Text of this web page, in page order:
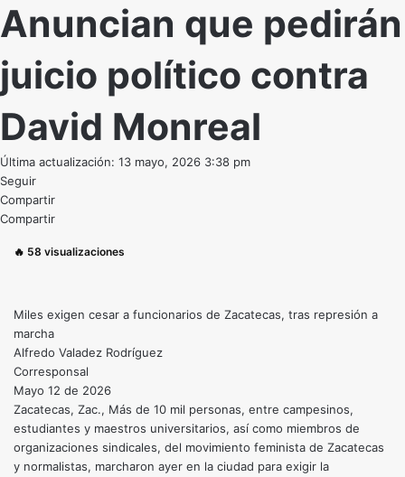
Anuncian que pedirán
juicio político contra
David Monreal
Última actualización: 13 mayo, 2026 3:38 pm
Seguir
Compartir
Compartir
🔥 58 visualizaciones
Miles exigen cesar a funcionarios de Zacatecas, tras represión a
marcha
Alfredo Valadez Rodríguez
Corresponsal
Mayo 12 de 2026
Zacatecas, Zac., Más de 10 mil personas, entre campesinos,
estudiantes y maestros universitarios, así como miembros de
organizaciones sindicales, del movimiento feminista de Zacatecas
y normalistas, marcharon ayer en la ciudad para exigir la